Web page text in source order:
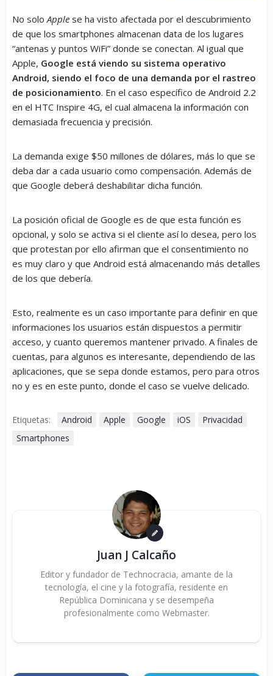
No solo Apple se ha visto afectada por el descubrimiento
de que los smartphones almacenan data de los lugares
“antenas y puntos WiFi” donde se conectan. Al igual que
Apple, Google está viendo su sistema operativo
Android, siendo el foco de una demanda por el rastreo
de posicionamiento. En el caso específico de Android 2.2
en el HTC Inspire 4G, el cual almacena la información con
demasiada frecuencia y precisión.
La demanda exige $50 millones de dólares, más lo que se
deba dar a cada usuario como compensación. Además de
que Google deberá deshabilitar dicha función.
La posición oficial de Google es de que esta función es
opcional, y solo se activa si el cliente así lo desea, pero los
que protestan por ello afirman que el consentimiento no
es muy claro y que Android está almacenando más detalles
de los que debería.
Esto, realmente es un caso importante para definir en que
informaciones los usuarios están dispuestos a permitir
acceso, y cuanto queremos mantener privado. A finales de
cuentas, para algunos es interesante, dependiendo de las
aplicaciones, que se sepa donde estamos, pero para otros
no y es en este punto, donde el caso se vuelve delicado.
Etiquetas: Android Apple Google iOS
Privacidad
Smartphones
Juan J Calcaño
Editor y fundador de Technocracia, amante de la
tecnología, el cine y la fotografía, residente en
República Dominicana y se desempeña
profesionalmente como Webmaster.